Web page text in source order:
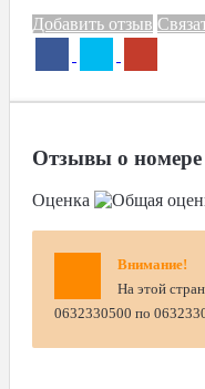
Добавить отзыв
Отзывы о номере
Оценка
Внимание!
На этой
0632330500 по